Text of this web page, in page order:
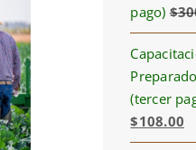
pago) $
(tercer
Original
price
$108.00